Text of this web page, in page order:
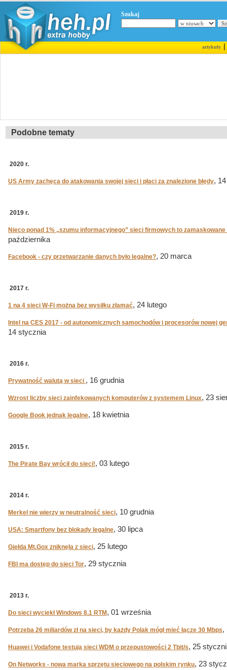
Szukaj
artykuły|
Podobne tematy
2020 r.
US Army zachęca do atakowania swojej sieci i płaci za znalezione błędy,
2019 r.
Nieco ponad 1% „szumu informacyjnego” sieci firmowych to
października
Facebook - czy przetwarzanie danych było legalne?, 20 marca
2017 r.
1 na 4 sieci W-Fi można bez wysiłku złamać, 24 lutego
Intel na CES 2017 - od autonomicznych samochodów i procesorów nowej
14 stycznia
2016 r.
Prywatność walutą w sieci , 16 grudnia
Wzrost liczby sieci zainfekowanych komputerów z systemem Linux, 23
Google Book jednak legalne, 18 kwietnia
2015 r.
The Pirate Bay wrócił do sieci!, 03 lutego
2014 r.
Merkel nie wierzy w neutralność sieci, 10 grudnia
USA: Smartfony bez blokady legalne, 30 lipca
Giełda Mt.Gox zniknęła z sieci, 25 lutego
FBI ma dostęp do sieci Tor, 29 stycznia
2013 r.
Do sieci wyciekł Windows 8.1 RTM , 01 września
Potrzeba 26 miliardów zł na sieci, by każdy Polak mógł mieć łącze 30 Mbps,
Huawei i Vodafone testują sieci WDM o przepustowości 2 Tbit/s, 25
On Networks - nowa marka sprzętu sieciowego na polskim rynku, 23